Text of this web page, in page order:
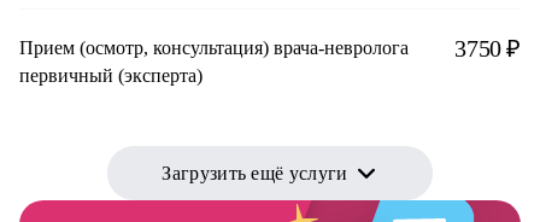
Прием (осмотр, консультация) врача-невролога
первичный (эксперта)
3750 ₽
Загрузить ещё услуги